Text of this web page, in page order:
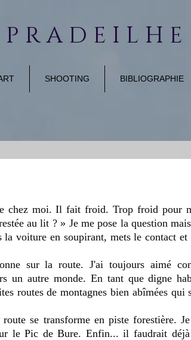
R A D E I L H
SHOOTING BIBLIOGRAPHIE
chez moi. Il fait froid. Trop froid pour
au lit ? » Je me pose la question
la voiture en soupirant, mets le contact
sur la route. J'ai toujours aimé
un autre monde. En tant que digne
routes de montagnes bien abîmées qui
se transforme en piste forestière.
le Pic de Bure. Enfin... il faudrait